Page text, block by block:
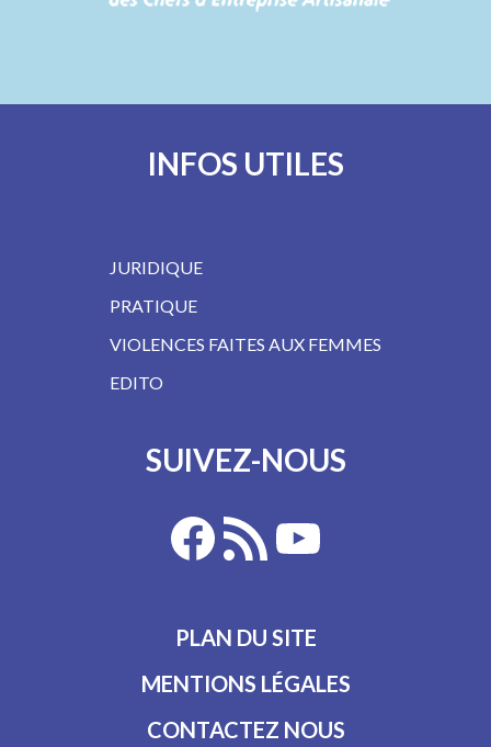
INFOS UTILES
JURIDIQUE
PRATIQUE
VIOLENCES FAITES AUX FEMMES
EDITO
SUIVEZ-NOUS
PLAN DU SITE
MENTIONS LÉGALES
CONTACTEZ NOUS